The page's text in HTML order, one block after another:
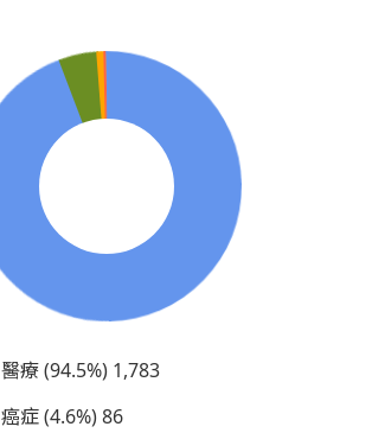
醫療 (94.5%) 1,783
癌症 (4.6%) 86